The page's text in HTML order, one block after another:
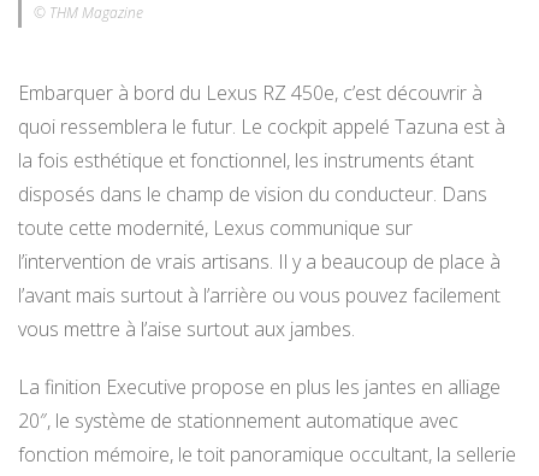
© THM Magazine
Embarquer à bord du Lexus RZ 450e, c’est découvrir à
quoi ressemblera le futur. Le cockpit appelé Tazuna est à
la fois esthétique et fonctionnel, les instruments étant
disposés dans le champ de vision du conducteur. Dans
toute cette modernité, Lexus communique sur
l’intervention de vrais artisans. Il y a beaucoup de place à
l’avant mais surtout à l’arrière ou vous pouvez facilement
vous mettre à l’aise surtout aux jambes.
La finition Executive propose en plus les jantes en alliage
20″, le système de stationnement automatique avec
fonction mémoire, le toit panoramique occultant, la sellerie